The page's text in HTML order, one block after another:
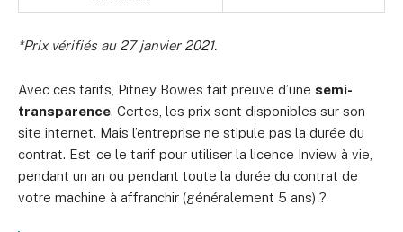
*Prix vérifiés au 27 janvier 2021.
Avec ces tarifs, Pitney Bowes fait preuve d’une semi-
transparence. Certes, les prix sont disponibles sur son
site internet. Mais l’entreprise ne stipule pas la durée du
contrat. Est-ce le tarif pour utiliser la licence Inview à vie,
pendant un an ou pendant toute la durée du contrat de
votre machine à affranchir (généralement 5 ans) ?